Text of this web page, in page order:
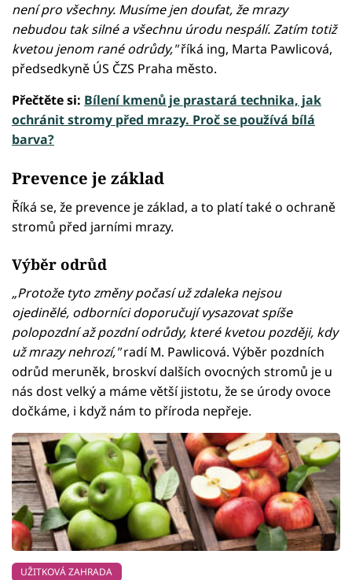
není pro všechny. Musíme jen doufat, že mrazy
nebudou tak silné a všechnu úrodu nespálí. Zatím totiž
kvetou jenom rané odrůdy,"říká ing, Marta Pawlicová,
předsedkyně ÚS ČZS Praha město.
Přečtěte si: Bílení kmenů je prastará technika, jak
ochránit stromy před mrazy. Proč se používá bílá
barva?
Prevence je základ
Říká se, že prevence je základ, a to platí také o ochraně
stromů před jarními mrazy.
Výběr odrůd
„Protože tyto změny počasí už zdaleka nejsou
ojedinělé, odborníci doporučují vysazovat spíše
polopozdní až pozdní odrůdy, které kvetou později, kdy
už mrazy nehrozí,"radí M. Pawlicová. Výběr pozdních
odrůd meruněk, broskví dalších ovocných stromů je u
nás dost velký a máme větší jistotu, že se úrody ovoce
dočkáme, i když nám to příroda nepřeje.
UŽITKOVÁ ZAHRADA